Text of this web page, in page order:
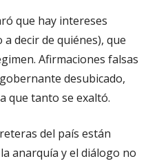
que hay intereses
decir de quiénes), que
Afirmaciones falsas
desubicado,
que tanto se exaltó.
del país están
anarquía y el diálogo no